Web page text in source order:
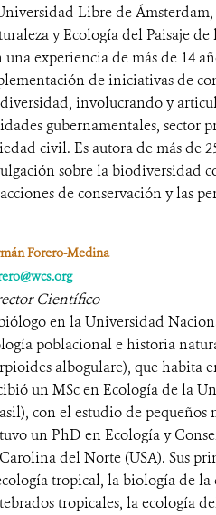
DE QUEJAS Y RECLAMOS
Libre de
y Ecología del Paisaje
una experiencia de más de 14
de iniciativas de
involucrando y
gubernamentales, sector
civil. Es autora de más de
sobre la biodiversidad
de conservación y las
Forero-Medina
Científico
en la Universidad
poblacional e historia
albogulare), que habita
un MSc en Ecología de la
con el estudio de
un PhD en Ecología y
del Norte (USA). Sus
tropical, la biología de
tropicales, la ecología